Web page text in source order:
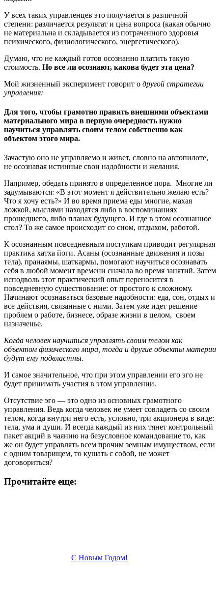
У всех таких управленцев это получается в различной
степени: различается результат и цена вопроса (какая обычно
не материальна и складывается из потраченного здоровья
психического, физиологического, энергетического).
Думаю, что не каждый готов осознанно платить такую
стоимость. Но все ли осознают, какова будет эта цена?
Мой жизненный эксперимент говорит о другой стратегии
управления:
Для того, чтобы грамотно править внешними объектами
материального мира в первую очередность нужно
научиться управлять своим телом собственно как
объектом этого мира.
Зачастую оно не управляемо и живет, словно на автопилоте,
не осознавая истинные свои надобности и желания.
Например, обедать принято в определенное пора. Многие ли
задумываются: «В этот момент я действительно желаю есть?
Что я хочу есть?» И во время приема еды многие, махая
ложкой, мыслями находятся либо в воспоминаниях
прошедшего, либо планах будущего. И где в этом осознанное
стол? То же самое происходит со сном, отдыхом, работой.
К осознанным повседневным поступкам приводит регулярная
практика хатха йоги. Асаны (осознанные движения и позы
тела), пранаямы, шаткармы, помогают научиться осознавать
себя в любой момент времени сначала во время занятий. Затем
исподволь этот практический опыт переносится в
повседневную существование: от простого к сложному.
Начинают осознаваться базовые надобности: еда, сон, отдых и
все действия, связанные с ними. Затем уже идет решение
проблем о работе, бизнесе, образе жизни в целом, своем
назначенье.
Когда человек научиться управлять своим телом как
объектом физического мира, тогда и другие объекты материи
будут ему подвластны.
И самое значительное, что при этом управлении его эго не
будет принимать участия в этом управлении.
Отсутствие эго — это одно из основных грамотного
управления. Ведь когда человек не умеет совладеть со своим
телом, когда внутри него есть, условно, три акционера в виде:
тела, ума и души. И всегда каждый из них тянет контрольный
пакет акций в чаянию на безусловное командование то, как
же он будет управлять всем прочим земным имуществом, если
с одним товарищем, то кушать с собой, не может
договориться?
Прочитайте еще:
С Новым Годом!